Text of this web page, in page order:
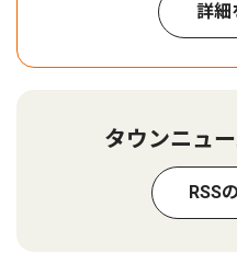
詳細
タウンニュ
RSS